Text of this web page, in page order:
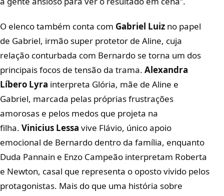
O elenco também conta com Gabriel Luiz no papel
de Gabriel, irmão super protetor de Aline, cuja
relação conturbada com Bernardo se torna um dos
principais focos de tensão da trama. Alexandra
Líbero Lyra interpreta Glória, mãe de Aline e
Gabriel, marcada pelas próprias frustrações
amorosas e pelos medos que projeta na
filha. Vinicius Lessa vive Flávio, único apoio
emocional de Bernardo dentro da família, enquanto
Duda Pannain e Enzo Campeão interpretam Roberta
e Newton, casal que representa o oposto vivido pelos
protagonistas. Mais do que uma história sobre